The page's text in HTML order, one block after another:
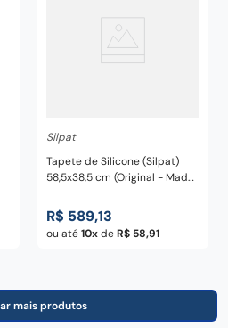
Silpat
Tapete de Silicone (Silpat)
58,5x38,5 cm (Original - Made
R$ 589,13
ou até10 deR$ 58,91